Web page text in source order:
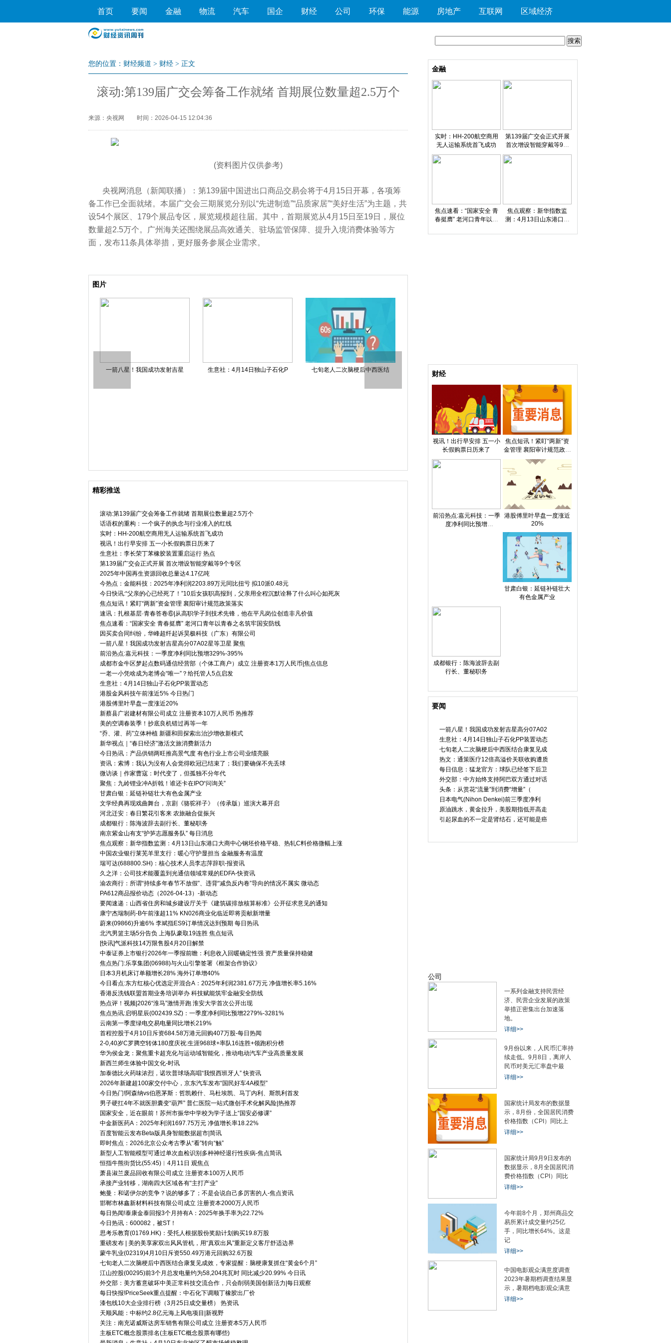
首页 要闻 金融 物流 汽车 国企 财经 公司 环保 能源 房地产 互联网 区域经济
您的位置： 财经频道 > 财经 > 正文
滚动:第139届广交会筹备工作就绪 首期展位数量超2.5万个
来源：央视网 时间：2026-04-15 12:04:36
(资料图片仅供参考)
央视网消息（新闻联播）：第139届中国进出口商品交易会将于4月15日开幕，各项筹
备工作已全面就绪。本届广交会三期展览分别以“先进制造”“品质家居”“美好生活”为主题，共
设54个展区、179个展品专区，展览规模超往届。其中，首期展览从4月15日至19日，展位
数量超2.5万个。广州海关还围绕展品高效通关、驻场监管保障、提升入境消费体验等方
面，发布11条具体举措，更好服务参展企业需求。
图片
一箭八星！我国成功发射吉星 生意社：4月14日独山子石化P 七旬老人二次脑梗后中西医结 热文：通策医疗12倍高溢价关
头条：从赏花“流量”到消费 日本电气(Nihon Denkei)前
精彩推送
滚动:第139届广交会筹备工作就绪 首期展位数量超2.5万个
话语权的重构：一个疯子的执念与行业准入的红线
实时：HH-200航空商用无人运输系统首飞成功
视讯！出行早安排 五一小长假购票日历来了
生意社：李长荣丁苯橡胶装置重启运行 热点
第139届广交会正式开展 首次增设智能穿戴等9个专区
2025年中国再生资源回收总量达4.17亿吨
今热点：金能科技：2025年净利润2203.89万元同比扭亏 拟10派0.48元
今日快讯:“父亲的心已经死了！”10后女孩职高报到，父亲用全程沉默诠释了什么叫心如死灰
焦点短讯！紧盯“两新”资金管理 襄阳审计规范政策落实
速讯：扎根基层·青春答卷⑥|从高职学子到技术先锋，他在平凡岗位创造非凡价值​
焦点速看：“国家安全 青春挺膺” 老河口青年以青春之名筑牢国安防线
因买卖合同纠纷，华峰超纤起诉昊极科技（广东）有限公司
一箭八星！我国成功发射吉星高分07A02星等卫星 聚焦
前沿热点:嘉元科技：一季度净利同比预增329%-395%
成都市金牛区梦起点数码通信经营部（个体工商户）成立 注册资本1万人民币|焦点信息
一老一小凭啥成为老博会“唯一”？给托管人5点启发
生意社：4月14日独山子石化PP装置动态
港股金风科技午前涨近5% 今日热门
港股傅里叶早盘一度涨近20%
新蔡县广岩建材有限公司成立 注册资本10万人民币 热推荐
美的空调春装季！抄底良机错过再等一年
“乔、灌、药”立体种植 新疆和田探索出治沙增收新模式
新华视点｜“春日经济”激活文旅消费新活力
今日热讯：产品供销两旺推高景气度 有色行业上市公司业绩亮眼
资讯：索博：我认为没有人会觉得欧冠已结束了；我们要确保不先丢球
微访谈｜作家曹寇：时代变了，但孤独不分年代
聚焦：九岭锂业冲A折戟！谁还卡在IPO“问询关”
甘肃白银：延链补链壮大有色金属产业
文学经典再现戏曲舞台，京剧《骆驼祥子》（传承版）巡演大幕开启
河北迁安：春日繁花引客来 农旅融合促振兴
成都银行：陈海波辞去副行长、董秘职务
南京紫金山有支“护笋志愿服务队” 每日消息
焦点观察：新华指数监测：4月13日山东港口大商中心钢坯价格平稳、热轧C料价格微幅上涨
中国农业银行莱芜羊里支行：暖心守护显担当 金融服务有温度
瑞可达(688800.SH)：核心技术人员李志萍辞职-报资讯
久之洋：公司技术能覆盖到光通信领域常规的EDFA-快资讯
渝农商行：所谓“持续多年春节不放假”、违背“减负反内卷”导向的情况不属实 微动态
PA612商品报价动态（2026-04-13）-新动态
要闻速递：山西省住房和城乡建设厅关于《建筑碳排放核算标准》公开征求意见的通知
康宁杰瑞制药-B午前涨超11% KN026商业化临近即将贡献新增量
蔚来(09866)升逾6% 李斌指ES9订单情况达到预期 每日热讯
北汽男篮主场5分告负 上海队豪取19连胜 焦点短讯
[快讯]气派科技14万限售股4月20日解禁
中泰证券上市银行2026年一季报前瞻：利息收入回暖确定性强 资产质量保持稳健
焦点热门:乐享集团(06988)与火山引擎签署《框架合作协议》
日本3月机床订单额增长28% 海外订单增40%
今日看点:东方红核心优选定开混合A：2025年利润2381.67万元 净值增长率5.16%
香港反洗钱联盟首期业务培训举办 科技赋能筑牢金融安全防线
热点评！视频|2026“淮马”激情开跑 淮安大学首次公开出现
焦点热讯:启明星辰(002439.SZ)：一季度净利同比预增2279%-3281%
云南第一季度绿电交易电量同比增长219%
首程控股于4月10日斥资684.58万港元回购407万股-每日热闻
2-0,40岁C罗腾空转体180度庆祝:生涯968球+率队16连胜+领跑积分榜
华为侯金龙：聚焦重卡超充化与运动域智能化，推动电动汽车产业高质量发展
新西兰师生体验中国文化-时讯
加泰德比火药味浓烈，诺坎普球场高唱“我恨西班牙人” 快资讯
2026年新建超100家交付中心，京东汽车发布“国民好车4A模型”
今日热门!阿森纳vs伯恩茅斯：哲凯赖什、马杜埃凯、马丁内利、斯凯利首发
男子硬扛4年不就医胆囊变“葫芦” 普仁医院一站式微创手术化解风险|热推荐
国家安全，近在眼前！苏州市振华中学校为学子送上“国安必修课”
中金新医药A：2025年利润1697.75万元 净值增长率18.22%
百度智能云发布Beta版具身智能数据超市|简讯
即时焦点：2026北京公众考古季从“看”转向“触”
新型人工智能模型可通过单次血检识别多种神经退行性疾病-焦点简讯
恒指牛熊街货比(55:45)︱4月11日 观焦点
萧县淑兰废品回收有限公司成立 注册资本100万人民币
承接产业转移，湖南四大区域各有“主打产业”
鲍曼：和诺伊尔的竞争？说的够多了；不是会说自己多厉害的人-焦点资讯
邯郸市林鑫新材料科技有限公司成立 注册资本2000万人民币
每日热闻!泰康金泰回报3个月持有A：2025年换手率为22.72%
今日热讯：600082，被ST！
思考乐教育(01769.HK)：受托人根据股份奖励计划购买19.8万股
重磅发布 | 美的美享家双出风风管机，用“真双出风”重新定义客厅舒适边界
蒙牛乳业(02319)4月10日斥资550.49万港元回购32.6万股
七旬老人二次脑梗后中西医结合康复见成效，专家提醒：脑梗康复抓住“黄金6个月”
江山控股(00295)前3个月总发电量约为58,204兆瓦时 同比减少20.99% 今日讯
外交部：美方蓄意破坏中美正常科技交流合作，只会削弱美国创新活力|每日观察
每日快报!PriceSeek重点提醒：中石化下调顺丁橡胶出厂价
漆包线10大企业排行榜（3月25日成交量榜） 热资讯
天顺风能：中标约2.8亿元海上风电项目|新视野
关注：南充诺威斯达房车销售有限公司成立 注册资本5万人民币
主板ETC概念股票排名(主板ETC概念股票有哪些)
金融
实时：HH-200航空商用
无人运输系统首飞成功
第139届广交会正式开展
首次增设智能穿戴等9个
专区
焦点速看：“国家安全 青
春挺膺” 老河口青年以青
焦点观察：新华指数监
测：4月13日山东港口大
轧C料价格微幅上涨
财经
视讯！出行早安排 五一小
长假购票日历来了
焦点短讯！紧盯“两新”资
金管理 襄阳审计规范政策
落实
前沿热点:嘉元科技：一季
度净利同比预增
港股傅里叶早盘一度涨近
20%
甘肃白银：延链补链壮大
有色金属产业
成都银行：陈海波辞去副
行长、董秘职务
要闻
一箭八星！我国成功发射吉星高分07A02
生意社：4月14日独山子石化PP装置动态
七旬老人二次脑梗后中西医结合康复见成
热文：通策医疗12倍高溢价关联收购遭质
每日信息：猛龙官方：球队已经签下后卫
外交部：中方始终支持阿巴双方通过对话
头条：从赏花“流量”到消费“增量”（
日本电气(Nihon Denkei)前三季度净利
原油跳水，黄金拉升，美股期指低开高走
引起尿血的不一定是肾结石，还可能是癌
公司
一系列金融支持民营经
济、民营企业发展的政策
举措正密集出台加速落
地。
详细>>
9月份以来，人民币汇率持
续走低。9月8日，离岸人
民币对美元汇率盘中最
详细>>
国家统计局发布的数据显
示，8月份，全国居民消费
价格指数（CPI）同比上
详细>>
国家统计局9月9日发布的
数据显示，8月全国居民消
费价格指数（CPI）同比
详细>>
今年前8个月，郑州商品交
易所累计成交量约25亿
手，同比增长64%。这是
记
详细>>
中国电影观众满意度调查
2023年暑期档调查结果显
示，暑期档电影观众满意
详细>>